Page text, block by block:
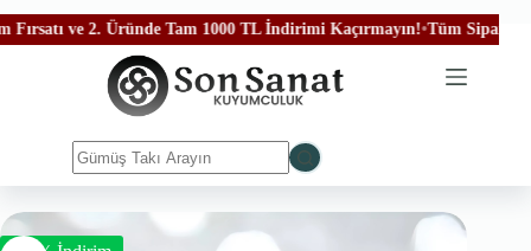
ve 2. Üründe Tam 1000 TL İndirimi Kaçırmayın!•Tüm